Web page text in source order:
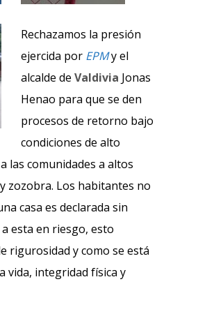
Rechazamos la presión
ejercida por EPMy el
alcalde de Valdivia Jonas
Henao para que se den
procesos de retorno bajo
condiciones de alto
las comunidades a altos
zozobra. Los habitantes no
casa es declarada sin
esta en riesgo, esto
rigurosidad y como se está
vida, integridad física y